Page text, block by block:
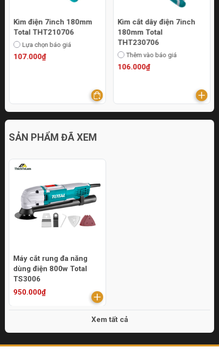
Kìm điện 7inch 180mm
Total THT210706
Lựa chọn báo giá
107.000₫
Kìm cắt dây điện 7inch
180mm Total
THT230706
Thêm vào báo giá
106.000₫
SẢN PHẨM ĐÃ XEM
Máy cắt rung đa năng
dùng điện 800w Total
TS3006
950.000₫
Xem tất cả